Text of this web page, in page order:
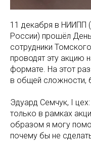
11 декабря в НИИПП
России) прошёл
сотрудники
проводят эту акцию
формате. На этот
в общей сложности,
Эдуард Семчук, I
только в рамках
образом я могу
почему бы не